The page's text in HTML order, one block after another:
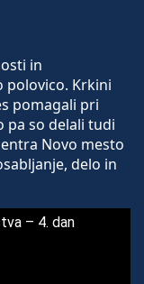
in
polovico. Krkini
pomagali pri
pa so delali tudi
Novo mesto
delo in
– 4. dan